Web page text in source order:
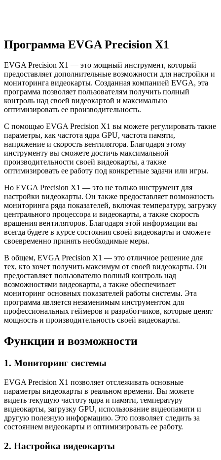
Программа EVGA Precision X1
EVGA Precision X1 — это мощный инструмент, который
предоставляет дополнительные возможности для настройки и
мониторинга видеокарты. Созданная компанией EVGA, эта
программа позволяет пользователям получить полный
контроль над своей видеокартой и максимально
оптимизировать ее производительность.
С помощью EVGA Precision X1 вы можете регулировать такие
параметры, как частота ядра GPU, частота памяти,
напряжение и скорость вентилятора. Благодаря этому
инструменту вы сможете достичь максимальной
производительности своей видеокарты, а также
оптимизировать ее работу под конкретные задачи или игры.
Но EVGA Precision X1 — это не только инструмент для
настройки видеокарты. Он также предоставляет возможность
мониторинга ряда показателей, включая температуру, загрузку
центрального процессора и видеокарты, а также скорость
вращения вентиляторов. Благодаря этой информации вы
всегда будете в курсе состояния своей видеокарты и сможете
своевременно принять необходимые меры.
В общем, EVGA Precision X1 — это отличное решение для
тех, кто хочет получить максимум от своей видеокарты. Он
предоставляет пользователю полный контроль над
возможностями видеокарты, а также обеспечивает
мониторинг основных показателей работы системы. Эта
программа является незаменимым инструментом для
профессиональных геймеров и разработчиков, которые ценят
мощность и производительность своей видеокарты.
Функции и возможности
1. Мониторинг системы
EVGA Precision X1 позволяет отслеживать основные
параметры видеокарты в реальном времени. Вы можете
видеть текущую частоту ядра и памяти, температуру
видеокарты, загрузку GPU, использование видеопамяти и
другую полезную информацию. Это позволяет следить за
состоянием видеокарты и оптимизировать ее работу.
2. Настройка видеокарты